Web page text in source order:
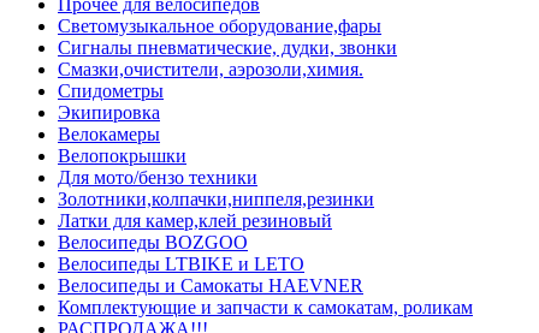
Светомузыкальное оборудование,фары
Сигналы пневматические, дудки, звонки
Смазки,очистители, аэрозоли,химия.
Спидометры
Экипировка
Велокамеры
Велопокрышки
Для мото/бензо техники
Золотники,колпачки,ниппеля,резинки
Латки для камер,клей резиновый
Велосипеды BOZGOO
Велосипеды LTBIKE и LETO
Велосипеды и Самокаты HAEVNER
Комплектующие и запчасти к самокатам, роликам
РАСПРОДАЖА!!!